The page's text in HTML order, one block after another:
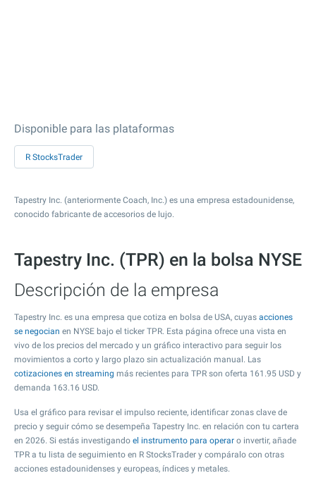
Disponible para las plataformas
R StocksTrader
Tapestry Inc. (anteriormente Coach, Inc.) es una empresa estadounidense,
conocido fabricante de accesorios de lujo.
Tapestry Inc. (TPR) en la bolsa NYSE
Descripción de la empresa
Tapestry Inc. es una empresa que cotiza en bolsa de USA, cuyas acciones
se negocian en NYSE bajo el ticker TPR. Esta página ofrece una vista en
vivo de los precios del mercado y un gráfico interactivo para seguir los
movimientos a corto y largo plazo sin actualización manual. Las
cotizaciones en streaming más recientes para TPR son oferta 161.95 USD y
demanda 163.16 USD.
Usa el gráfico para revisar el impulso reciente, identificar zonas clave de
precio y seguir cómo se desempeña Tapestry Inc. en relación con tu cartera
en 2026. Si estás investigando el instrumento para operar o invertir, añade
TPR a tu lista de seguimiento en R StocksTrader y compáralo con otras
acciones estadounidenses y europeas, índices y metales.